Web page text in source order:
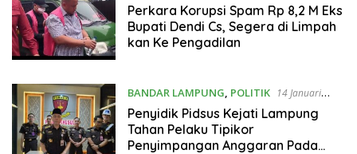
2026
Perkara Korupsi Spam Rp 8,2 M Eks
Bupati Dendi Cs, Segera di Limpah
kan Ke Pengadilan
BANDAR LAMPUNG POLITIK
14 Januari
2026
Penyidik Pidsus Kejati Lampung
Tahan Pelaku Tipikor
Penyimpangan Anggaran Pada